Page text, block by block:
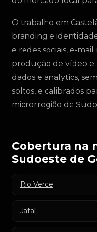
O trabalho em
branding e
e redes sociais, e-
produção de vídeo e
dados e analytics,
soltos, e calibrados
microrregião de
Cobertura na
Sudoeste de
Rio Verde
Jataí